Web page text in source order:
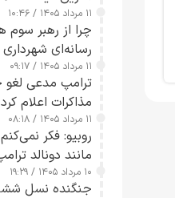
۱۱ مرداد ۱۴۰۵ / ۱۰:۴۶
چرا از رهبر
رسانه‌ای
گفت
۱۱ مرداد ۱۴۰۵ / ۰۹:۱۷
مذاکرات اعلام کرد
۱۱ مرداد ۱۴۰۵ / ۰۸:۱۸
روبیو: فکر
مانند دونالد
اقدام می‌زند
۱۰ مرداد ۱۴۰۵ / ۱۹:۲۹